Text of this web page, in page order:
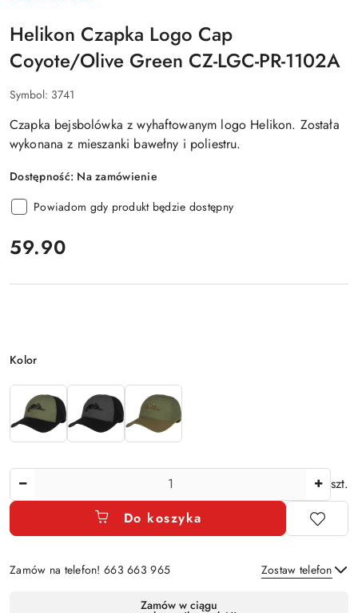
Helikon Czapka Logo Cap
Coyote/Olive Green CZ-LGC-PR-1102A
Symbol: 3741
Czapka bejsbolówka z wyhaftowanym logo Helikon. Została
wykonana z mieszanki bawełny i poliestru.
Dostępność: Na zamówienie
Powiadom gdy produkt będzie dostępny
cena:
59.90
Wariant
Kolor
szt.
Do koszyka
Zamów na telefon! 663 663 965 Zostaw telefon
Zamów w ciągu